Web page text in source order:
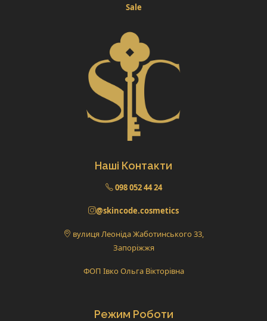
Sale
Наші Контакти
098 052 44 24
@skincode.cosmetics
вулиця Леоніда Жаботинського 33,
Запоріжжя
ФОП Івко Ольга Вікторівна
Режим Роботи